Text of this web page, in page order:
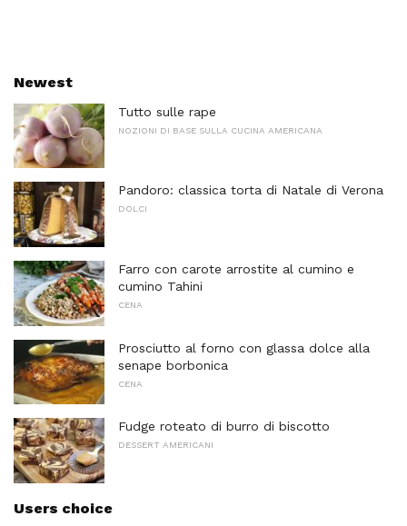
Newest
Tutto sulle rape
NOZIONI DI BASE SULLA CUCINA AMERICANA
Pandoro: classica torta di Natale di Verona
DOLCI
Farro con carote arrostite al cumino e
cumino Tahini
CENA
Prosciutto al forno con glassa dolce alla
senape borbonica
CENA
Fudge roteato di burro di biscotto
DESSERT AMERICANI
Users choice